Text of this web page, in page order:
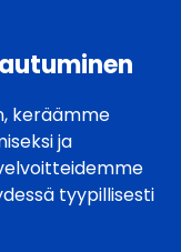
keräämme
ja
tyypillisesti